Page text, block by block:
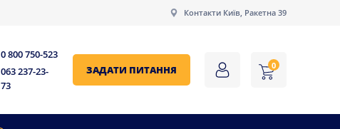
Контакти Київ, Ракетна 39
0 800 750-523
063 237-23-
73
ЗАДАТИ ПИТАННЯ 0